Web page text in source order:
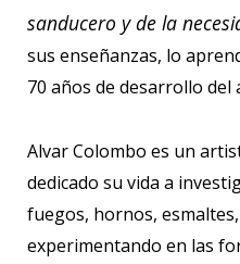
sanducero y de la
sus enseñanzas, lo
70 años de desarrollo del
Alvar Colombo es un
dedicado su vida a
fuegos, hornos,
experimentando en las